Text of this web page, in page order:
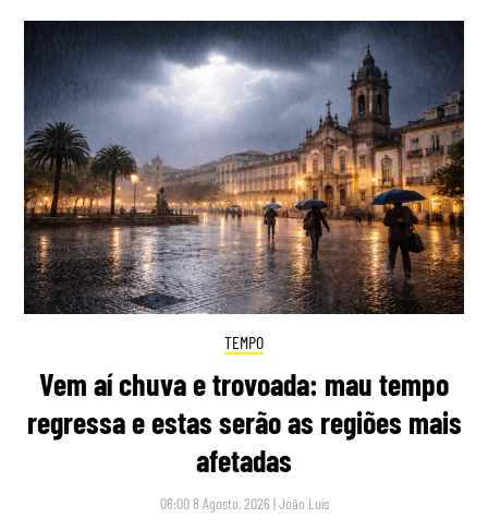
TEMPO
Vem aí chuva e trovoada: mau tempo
regressa e estas serão as regiões mais
afetadas
06:00 8 Agosto, 2026 |João Luís